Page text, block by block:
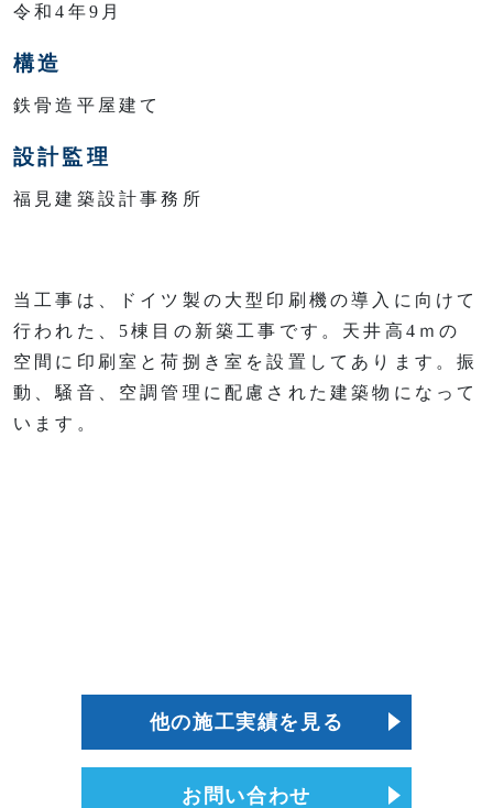
令和4年9月
構造
鉄骨造平屋建て
設計監理
福見建築設計事務所
当工事は、ドイツ製の大型印刷機の導入に向けて
行われた、5棟目の新築工事です。天井高4ｍの
空間に印刷室と荷捌き室を設置してあります。振
動、騒音、空調管理に配慮された建築物になって
います。
他の施工実績を見る
お問い合わせ